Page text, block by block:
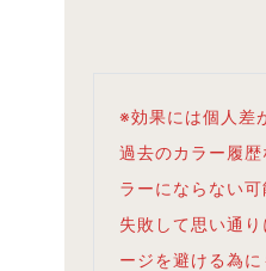
※効果には個人差
過去のカラー履
ラーにならない可
失敗して思い通
ージを避ける為